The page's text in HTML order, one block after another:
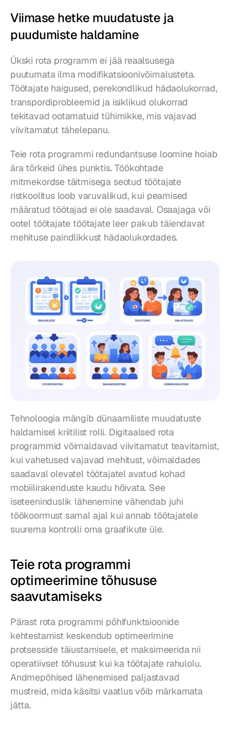
Viimase hetke muudatuste ja
puudumiste haldamine
Ükski rota programm ei jää reaalsusega
puutumata ilma modifikatsioonivõimalusteta.
Töötajate haigused, perekondlikud hädaolukorrad,
transpordiprobleemid ja isiklikud olukorrad
tekitavad ootamatuid tühimikke, mis vajavad
viivitamatut tähelepanu.
Teie rota programmi redundantsuse loomine hoiab
ära tõrkeid ühes punktis. Töökohtade
mitmekordse täitmisega seotud töötajate
ristkoolitus loob varuvalikud, kui peamised
määratud töötajad ei ole saadaval. Osaajaga või
ootel töötajate töötajate leer pakub täiendavat
mehituse paindlikkust hädaolukordades.
Tehnoloogia mängib dünaamiliste muudatuste
haldamisel kriitilist rolli. Digitaalsed rota
programmid võimaldavad viivitamatut teavitamist,
kui vahetused vajavad mehitust, võimaldades
saadaval olevatel töötajatel avatud kohad
mobiilirakenduste kaudu hõivata. See
iseteeninduslik lähenemine vähendab juhi
töökoormust samal ajal kui annab töötajatele
suurema kontrolli oma graafikute üle.
Teie rota programmi
optimeerimine tõhususe
saavutamiseks
Pärast rota programmi põhifunktsioonide
kehtestamist keskendub optimeerimine
protsesside täiustamisele, et maksimeerida nii
operatiivset tõhusust kui ka töötajate rahulolu.
Andmepõhised lähenemised paljastavad
mustreid, mida käsitsi vaatlus võib märkamata
jätta.